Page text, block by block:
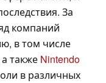
За
компаний
в том числе
а также Nintendo
в различных